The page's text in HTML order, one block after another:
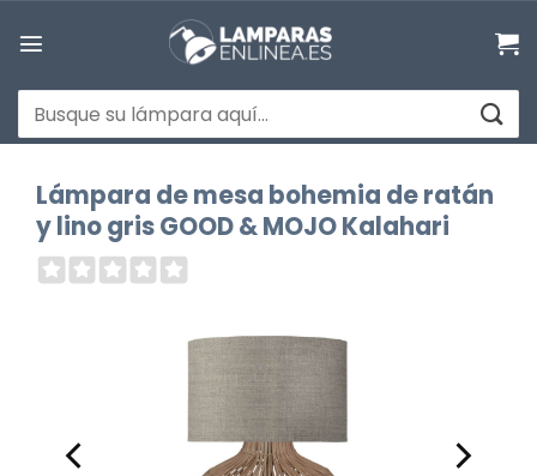
Buscar
por:
Lámpara de mesa bohemia de ratán
y lino gris GOOD & MOJO Kalahari